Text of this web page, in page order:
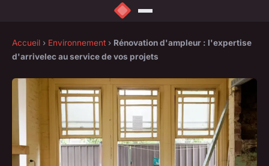
Accueil › Environnement › Rénovation d'ampleur : l'expertise
d'arrivelec au service de vos projets